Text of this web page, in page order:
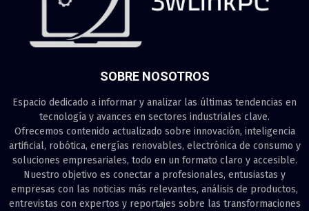
SOBRE NOSOTROS
Espacio dedicado a informar y analizar las últimas tendencias en
tecnología y avances en sectores industriales clave.
Ofrecemos contenido actualizado sobre innovación, inteligencia
artificial, robótica, energías renovables, electrónica de consumo y
soluciones empresariales, todo en un formato claro y accesible.
Nuestro objetivo es conectar a profesionales, entusiastas y
empresas con las noticias más relevantes, análisis de productos,
entrevistas con expertos y reportajes sobre las transformaciones